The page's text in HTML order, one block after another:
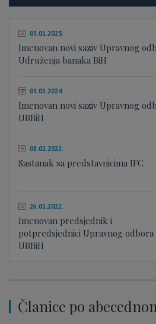
03.01.2025.
Imenovan novi saziv Upravnog
Udruženja banaka BiH
01.01.2024.
Imenovan novi saziv Upravnog
UBBiH
08.02.2022.
Sastanak sa predstavnicima IFC
26.01.2022.
Imenovan predsjednik i
potpredsjednici Upravnog odbora
UBBiH
Članice po